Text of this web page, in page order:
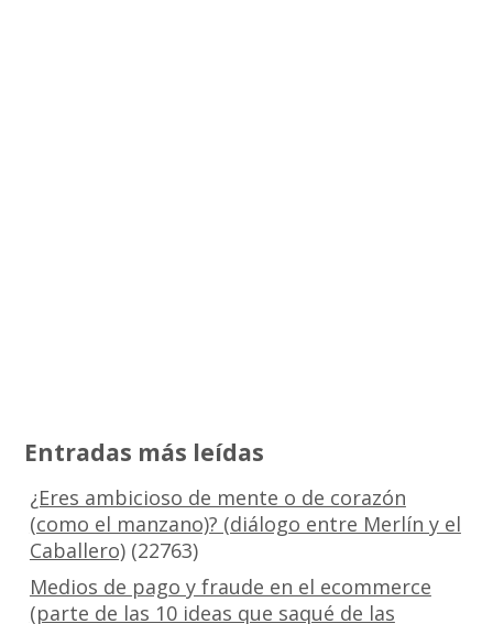
Entradas más leídas
¿Eres ambicioso de mente o de corazón
(como el manzano)? (diálogo entre Merlín y el
Caballero)(22763)
Medios de pago y fraude en el ecommerce
(parte de las 10 ideas que saqué de las